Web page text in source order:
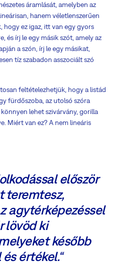
áramlását, amelyben az
hanem véletlenszerűen
hogy ez igaz, itt van egy gyors
és írj le egy másik szót, amely az
a szón, írj le egy másikat,
tíz szabadon asszociált szó
feltételezhetjük, hogy a listád
fürdőszoba, az utolsó szóra
lehet szivárvány, gorilla
Miért van ez? A nem lineáris
először
teremtesz,
agytérképezéssel
lövöd ki
később
értékel.“